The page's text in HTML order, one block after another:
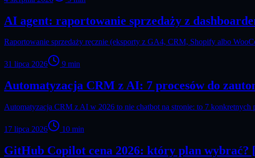
AI agent: raportowanie sprzedaży z
Raportowanie sprzedaży ręcznie (eksporty z GA4, CRM, Shopify albo
31 lipca 2026 9 min
Automatyzacja CRM z AI: 7 procesów do
Automatyzacja CRM z AI w 2026 to nie chatbot na stronie: to 7
17 lipca 2026 10 min
GitHub Copilot cena 2026: który plan wybrać?